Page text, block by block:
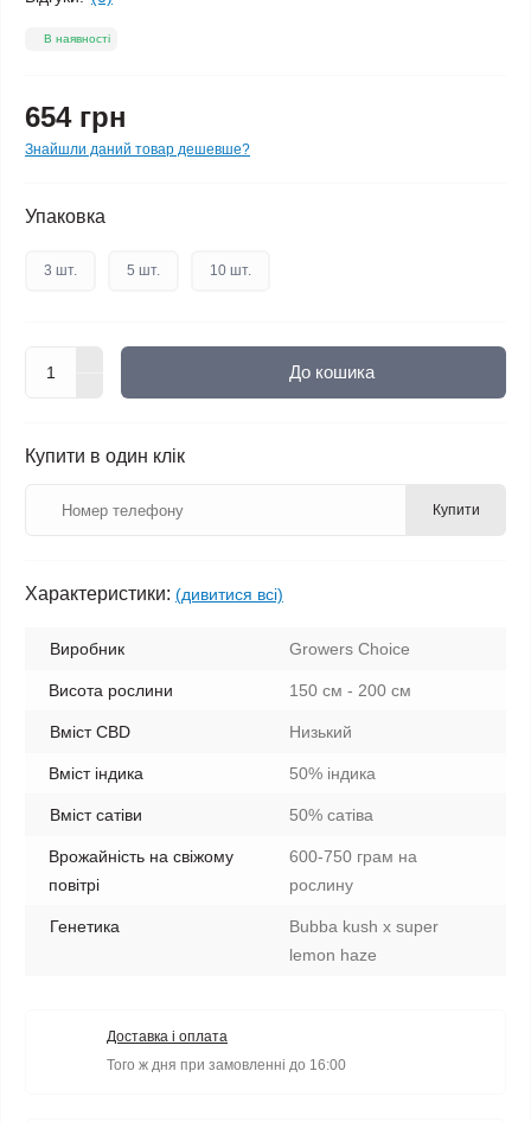
В наявності
654 грн
Знайшли даний товар дешевше?
Упаковка
3 шт. 5 шт. 10 шт.
До кошика
Купити в один клік
Купити
Характеристики: (дивитися всі)
Виробник Growers Choice
Висота рослини 150 см - 200 см
Вміст CBD Низький
Вміст індика 50% індика
Вміст сатіви 50% сатіва
Врожайність на свіжому
повітрі
600-750 грам на
рослину
Генетика
Bubba kush x super
lemon haze
Доставка і оплата
Того ж дня при замовленні до 16:00